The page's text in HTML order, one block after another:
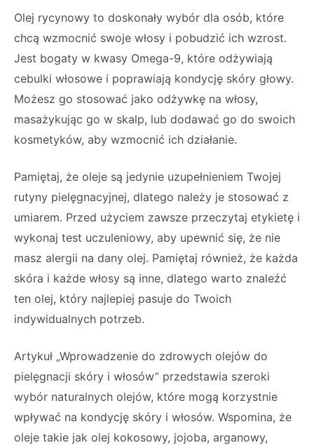
Olej rycynowy to doskonały wybór dla osób, które
chcą wzmocnić swoje włosy i pobudzić ich wzrost.
Jest bogaty w kwasy Omega-9, które odżywiają
cebulki włosowe i poprawiają kondycję skóry głowy.
Możesz go stosować jako odżywkę na włosy,
masażykując go w skalp, lub dodawać go do swoich
kosmetyków, aby wzmocnić ich działanie.
Pamiętaj, że oleje są jedynie uzupełnieniem Twojej
rutyny pielęgnacyjnej, dlatego należy je stosować z
umiarem. Przed użyciem zawsze przeczytaj etykietę i
wykonaj test uczuleniowy, aby upewnić się, że nie
masz alergii na dany olej. Pamiętaj również, że każda
skóra i każde włosy są inne, dlatego warto znaleźć
ten olej, który najlepiej pasuje do Twoich
indywidualnych potrzeb.
Artykuł „Wprowadzenie do zdrowych olejów do
pielęgnacji skóry i włosów” przedstawia szeroki
wybór naturalnych olejów, które mogą korzystnie
wpływać na kondycję skóry i włosów. Wspomina, że
oleje takie jak olej kokosowy, jojoba, arganowy,